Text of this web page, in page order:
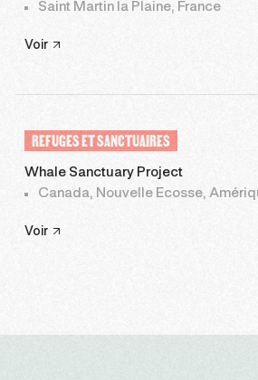
Saint Martin la Plaine, France
Voir
REFUGES ET SANCTUAIRES
Whale Sanctuary Project
Canada, Nouvelle Ecosse,
Voir